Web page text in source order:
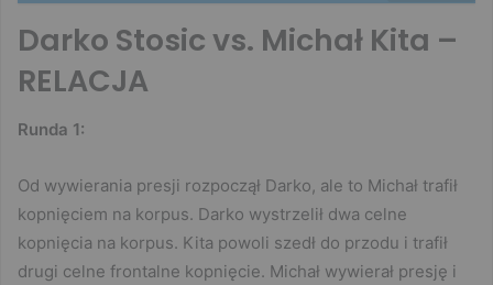
Darko Stosic vs. Michał Kita –
RELACJA
Runda 1:
Od wywierania presji rozpoczął Darko, ale to Michał trafił
kopnięciem na korpus. Darko wystrzelił dwa celne
kopnięcia na korpus. Kita powoli szedł do przodu i trafił
drugi celne frontalne kopnięcie. Michał wywierał presję i